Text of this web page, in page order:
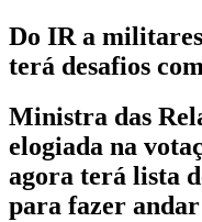
Do IR a
terá desafios
Ministra das
elogiada na
agora terá lista
para fazer andar